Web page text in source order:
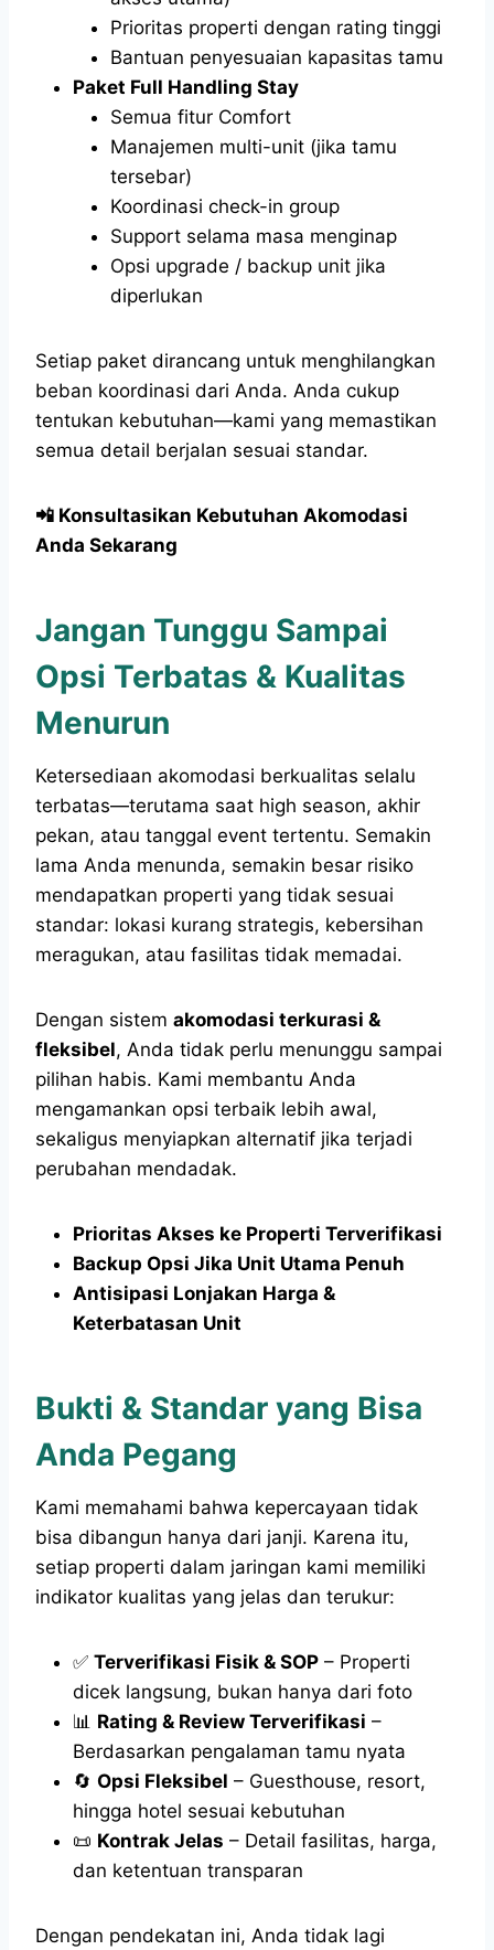
Prioritas properti dengan rating tinggi
Bantuan penyesuaian kapasitas tamu
Paket Full Handling Stay
Semua fitur Comfort
Manajemen multi-unit (jika tamu
tersebar)
Koordinasi check-in group
Support selama masa menginap
Opsi upgrade / backup unit jika
diperlukan
Setiap paket dirancang untuk menghilangkan
beban koordinasi dari Anda. Anda cukup
tentukan kebutuhan—kami yang memastikan
semua detail berjalan sesuai standar.
📲 Konsultasikan Kebutuhan Akomodasi
Anda Sekarang
Jangan Tunggu Sampai
Opsi Terbatas & Kualitas
Menurun
Ketersediaan akomodasi berkualitas selalu
terbatas—terutama saat high season, akhir
pekan, atau tanggal event tertentu. Semakin
lama Anda menunda, semakin besar risiko
mendapatkan properti yang tidak sesuai
standar: lokasi kurang strategis, kebersihan
meragukan, atau fasilitas tidak memadai.
Dengan sistem akomodasi terkurasi &
fleksibel, Anda tidak perlu menunggu sampai
pilihan habis. Kami membantu Anda
mengamankan opsi terbaik lebih awal,
sekaligus menyiapkan alternatif jika terjadi
perubahan mendadak.
Prioritas Akses ke Properti Terverifikasi
Backup Opsi Jika Unit Utama Penuh
Antisipasi Lonjakan Harga &
Keterbatasan Unit
Bukti & Standar yang Bisa
Anda Pegang
Kami memahami bahwa kepercayaan tidak
bisa dibangun hanya dari janji. Karena itu,
setiap properti dalam jaringan kami memiliki
indikator kualitas yang jelas dan terukur:
✅ Terverifikasi Fisik & SOP – Properti
dicek langsung, bukan hanya dari foto
📊 Rating & Review Terverifikasi –
Berdasarkan pengalaman tamu nyata
🔄 Opsi Fleksibel – Guesthouse, resort,
hingga hotel sesuai kebutuhan
📜 Kontrak Jelas – Detail fasilitas, harga,
dan ketentuan transparan
Dengan pendekatan ini, Anda tidak lagi